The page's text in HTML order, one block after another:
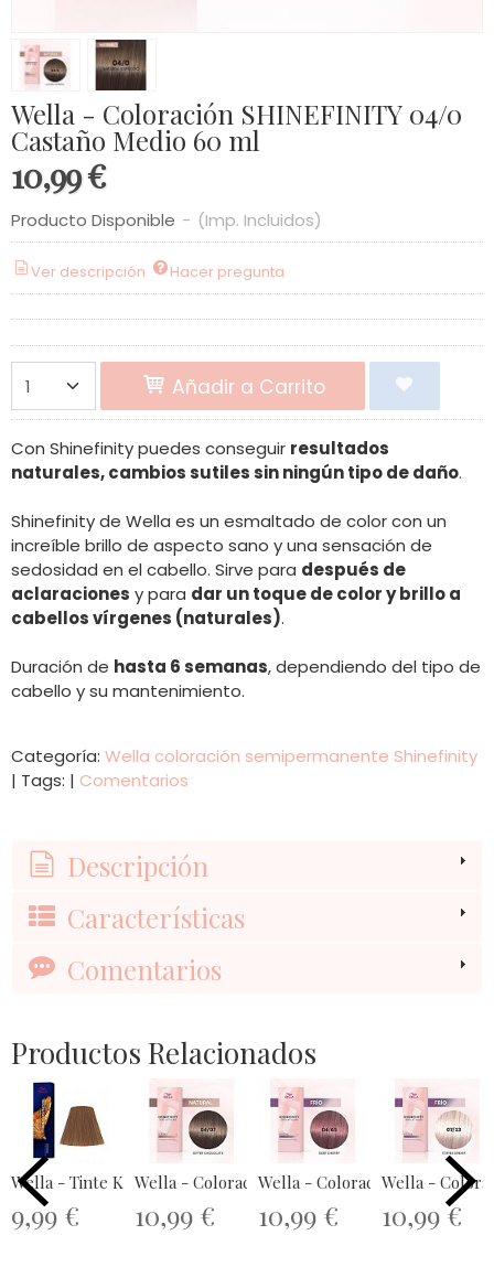
Wella - Coloración SHINEFINITY 04/0
Castaño Medio 60 ml
10,99 €
Producto Disponible - (Imp. Incluidos)
Ver descripción Hacer pregunta
Añadir a Carrito
Con Shinefinity puedes conseguir resultados
naturales, cambios sutiles sin ningún tipo de daño.
Shinefinity de Wella es un esmaltado de color con un
increíble brillo de aspecto sano y una sensación de
sedosidad en el cabello. Sirve para después de
aclaraciones y para dar un toque de color y brillo a
cabellos vírgenes (naturales).
Duración de hasta 6 semanas, dependiendo del tipo de
cabello y su mantenimiento.
Categoría: Wella coloración semipermanente Shinefinity
| Tags: | Comentarios
Descripción
Características
Comentarios
Productos Relacionados
Wella - Tinte Koleston Perfect ME+...
9,99 €
Wella - Coloración SHINEFINITY ...
10,99 €
Wella - Coloración
10,99 €
Wella -
10,99 €